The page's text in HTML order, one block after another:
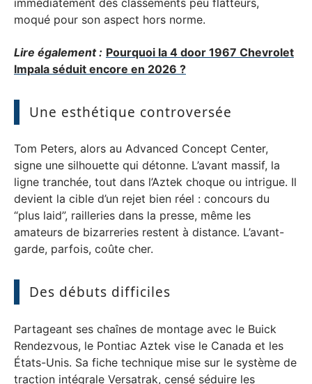
immédiatement des classements peu flatteurs,
moqué pour son aspect hors norme.
Lire également : Pourquoi la 4 door 1967 Chevrolet
Impala séduit encore en 2026 ?
Une esthétique controversée
Tom Peters, alors au Advanced Concept Center,
signe une silhouette qui détonne. L’avant massif, la
ligne tranchée, tout dans l’Aztek choque ou intrigue. Il
devient la cible d’un rejet bien réel : concours du
“plus laid”, railleries dans la presse, même les
amateurs de bizarreries restent à distance. L’avant-
garde, parfois, coûte cher.
Des débuts difficiles
Partageant ses chaînes de montage avec le Buick
Rendezvous, le Pontiac Aztek vise le Canada et les
États-Unis. Sa fiche technique mise sur le système de
traction intégrale Versatrak, censé séduire les